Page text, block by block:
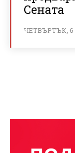
Сената
ЧЕТВЪРТЪК, 6